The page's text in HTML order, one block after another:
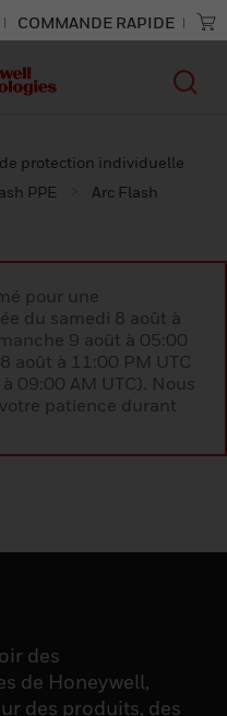
COMMANDE RAPIDE
protection individuelle
PPE
Arc Flash
pour une
du samedi 8 août à
9 août à 05:00
août à 11:00 PM UTC
09:00 AM UTC). Nous
patience durant
des
de Honeywell,
des produits, des